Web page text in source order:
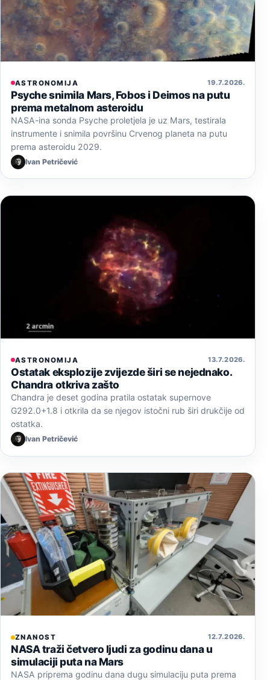
ASTRONOMIJA 19. 7. 2026.
Psyche snimila Mars, Fobos i Deimos na putu
prema metalnom asteroidu
NASA-ina sonda Psyche proletjela je uz Mars, testirala
instrumente i snimila površinu Crvenog planeta na putu
prema asteroidu 2029.
Ivan Petričević
ASTRONOMIJA 13. 7. 2026.
Ostatak eksplozije zvijezde širi se nejednako.
Chandra otkriva zašto
Chandra je deset godina pratila ostatak supernove
G292.0+1.8 i otkrila da se njegov istočni rub širi drukčije od
ostatka.
Ivan Petričević
ZNANOST 12. 7. 2026.
NASA traži četvero ljudi za godinu dana u
simulaciji puta na Mars
NASA priprema godinu dana dugu simulaciju puta prema